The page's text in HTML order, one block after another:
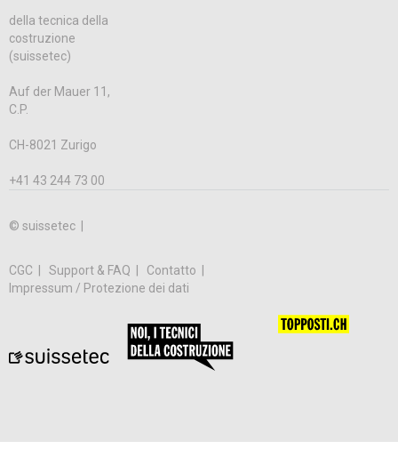
della tecnica della
costruzione
(suissetec)
Auf der Mauer 11,
C.P.
CH-8021 Zurigo
+41 43 244 73 00
© suissetec |
CGC Support & FAQ
Contatto
Impressum / Protezione dei dati